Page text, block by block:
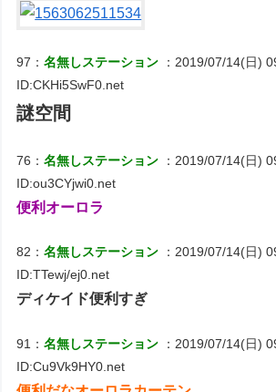
97：名無しステーション
：2019/07/14(日)
ID:CKHi5SwF0.net
謎空間
76：名無しステーション
：2019/07/14(日)
ID:ou3CYjwi0.net
便利オーロラ
82：名無しステーション
：2019/07/14(日)
ID:TTewj/ej0.net
ディケイド便利すぎ
91：名無しステーション
：2019/07/14(日)
ID:Cu9Vk9HY0.net